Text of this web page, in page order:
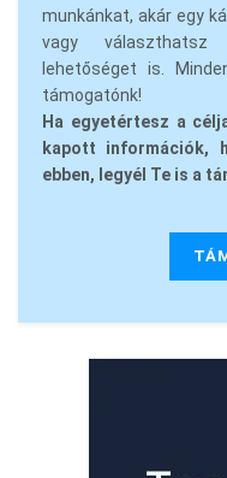
munkánkat, akár egy
vagy választhatsz
lehetőséget is.
támogatónk!
Ha egyetértesz a
kapott információk,
ebben, legyél Te is a